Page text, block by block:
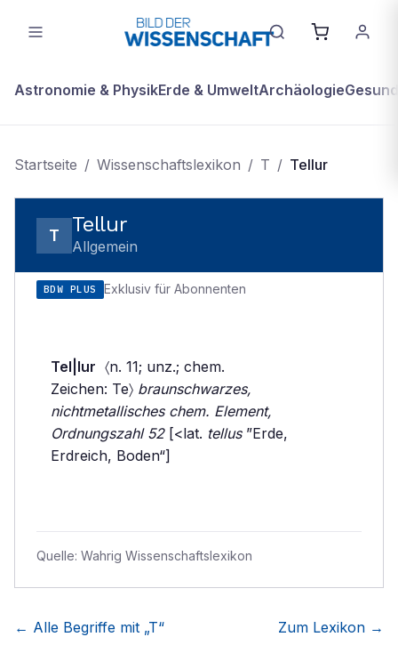
Astronomie & PhysikErde & UmweltArchäologie
Startseite / Wissenschaftslexikon / T / Tellur
T Tellur
Allgemein
BDW PLUS Exklusiv für Abonnenten
Tel|lur 〈n. 11; unz.; chem.
Zeichen: Te〉 braunschwarzes,
nichtmetallisches chem. Element,
Ordnungszahl 52[<lat. tellus”Erde,
Erdreich, Boden“]
Quelle: Wahrig Wissenschaftslexikon
← Alle Begriffe mit „T“ Zum Lexikon →